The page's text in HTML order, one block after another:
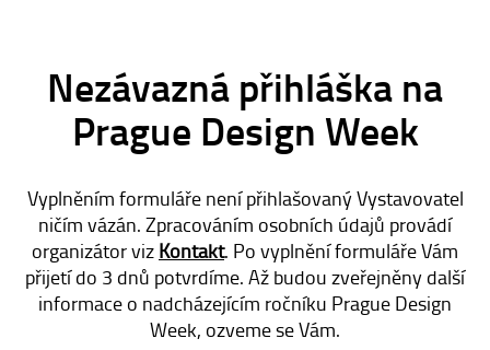
Nezávazná přihláška na
Prague Design Week
Vyplněním formuláře není přihlašovaný Vystavovatel
ničím vázán. Zpracováním osobních údajů provádí
organizátor viz Kontakt. Po vyplnění formuláře Vám
přijetí do 3 dnů potvrdíme. Až budou zveřejněny další
informace o nadcházejícím ročníku Prague Design
Week, ozveme se Vám.